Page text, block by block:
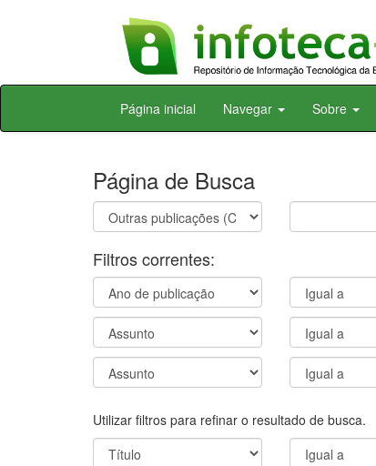
Skip
Página inicial Navegar Sobre
Página de Busca
Filtros correntes:
Utilizar filtros para refinar o resultado de busca.